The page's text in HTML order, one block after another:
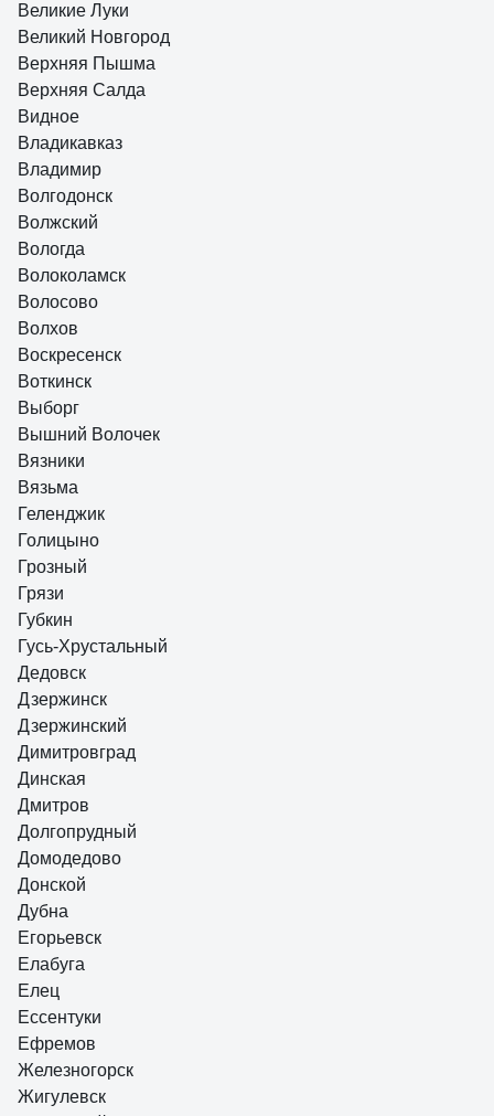
Великие Луки
Великий Новгород
Верхняя Пышма
Верхняя Салда
Видное
Владикавказ
Владимир
Волгодонск
Волжский
Вологда
Волоколамск
Волосово
Волхов
Воскресенск
Воткинск
Выборг
Вышний Волочек
Вязники
Вязьма
Геленджик
Голицыно
Грозный
Грязи
Губкин
Гусь-Хрустальный
Дедовск
Дзержинск
Дзержинский
Димитровград
Динская
Дмитров
Долгопрудный
Домодедово
Донской
Дубна
Егорьевск
Елабуга
Елец
Ессентуки
Ефремов
Железногорск
Жигулевск